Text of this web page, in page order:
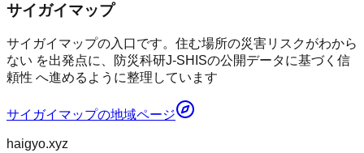
サイガイマップ
サイガイマップの入口です。住む場所の災害リスクがわから
ない を出発点に、防災科研J-SHISの公開データに基づく信
頼性 へ進めるように整理しています
サイガイマップの地域ページ
haigyo.xyz